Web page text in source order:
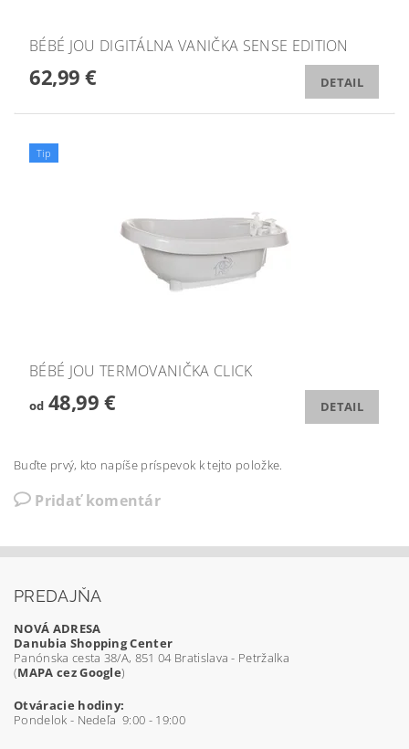
BÉBÉ JOU DIGITÁLNA VANIČKA SENSE EDITION
62,99 € DETAIL
Tip
BÉBÉ JOU TERMOVANIČKA CLICK
od48,99 € DETAIL
Buďte prvý, kto napíše príspevok k tejto položke.
Pridať komentár
PREDAJŇA
NOVÁ ADRESA
Danubia Shopping Center
Panónska cesta 38/A, 851 04 Bratislava - Petržalka
(MAPA cez Google)
Otváracie hodiny:
Pondelok - Nedeľa 9:00 - 19:00